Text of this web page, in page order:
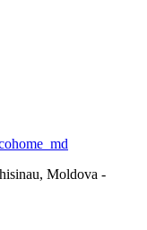
Moldova -